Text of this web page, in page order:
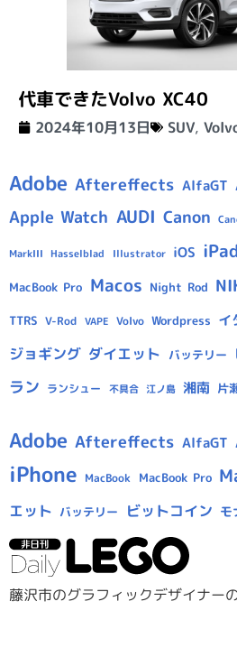
代車できたVolvo XC40
2024年10月13日 SUV,
Adobe Aftereffects AlfaGT
Apple Watch AUDI Canon
MarkIII Hasselblad Illustrator iOS
MacBook Pro Macos Night Rod
TTRS V-Rod VAPE Volvo Wordpress イ
ジョギング ダイエット バッテリー
ラン ランシュー 不具合 江ノ島 湘南 片
Adobe Aftereffects AlfaGT
iPhone MacBook MacBook Pro
エット バッテリー ビットコイン モ
藤沢市のグラフィックデザイナー